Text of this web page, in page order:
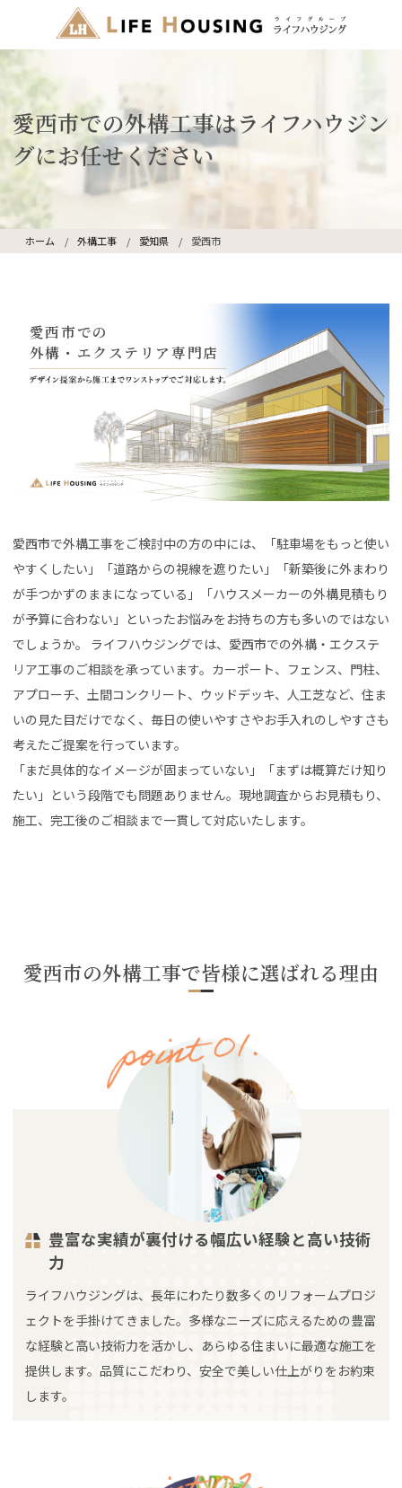
愛西市での外構工事はライフハウジン
グにお任せください
ホーム 外構工事 愛知県 愛西市
愛西市での
外構・エクステリア専門店
愛西市で外構工事をご検討中の方の中には、「駐車場をもっと使い
やすくしたい」「道路からの視線を遮りたい」「新築後に外まわり
が手つかずのままになっている」「ハウスメーカーの外構見積もり
が予算に合わない」といったお悩みをお持ちの方も多いのではない
でしょうか。 ライフハウジングでは、愛西市での外構・エクステ
リア工事のご相談を承っています。カーポート、フェンス、門柱、
アプローチ、土間コンクリート、ウッドデッキ、人工芝など、住ま
いの見た目だけでなく、毎日の使いやすさやお手入れのしやすさも
考えたご提案を行っています。
「まだ具体的なイメージが固まっていない」「まずは概算だけ知り
たい」という段階でも問題ありません。現地調査からお見積もり、
施工、完工後のご相談まで一貫して対応いたします。
愛西市の外構工事で皆様に選ばれる理由
豊富な実績が裏付ける幅広い経験と高い技術
力
ライフハウジングは、長年にわたり数多くのリフォームプロジ
ェクトを手掛けてきました。多様なニーズに応えるための豊富
な経験と高い技術力を活かし、あらゆる住まいに最適な施工を
提供します。品質にこだわり、安全で美しい仕上がりをお約束
します。